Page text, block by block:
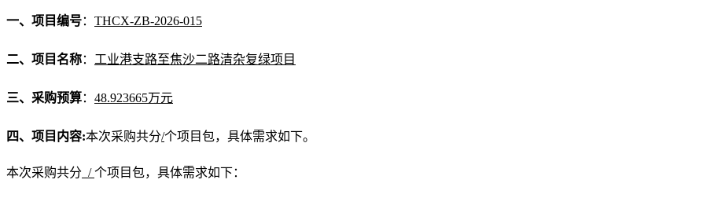
一、 项目编号： THCX-ZB-2026-015
二、 项目名称： 工业港支路至焦沙二路清杂复绿项目
三、 采购预算： 48.923665万元
四、 项目内容:本次采购共分/个项目包，具体需求如下。
本次采购共分 /个项目包，具体需求如下：